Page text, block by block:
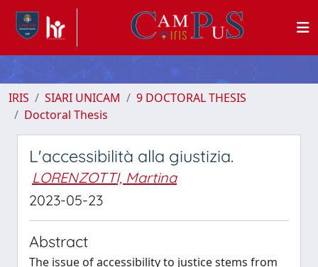
IRIS SIARI UNICAM
9 DOCTORAL THESIS
Doctoral Thesis
L'accessibilità alla giustizia.
LORENZOTTI, Martina
2023-05-23
Abstract
The issue of accessibility to justice stems from